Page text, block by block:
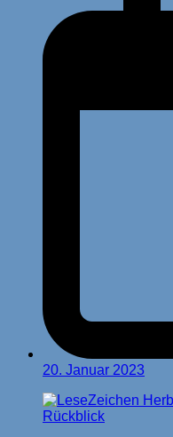
20. Januar 2023